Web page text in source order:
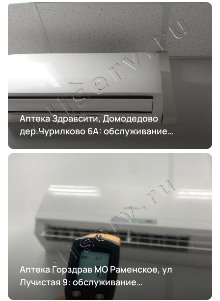
Аптека Здравсити, Домодедово
дер.Чурилково 6А: обслуживание
Аптека Горздрав МО Раменское, ул
Лучистая 9: обслуживание
кондиционирования